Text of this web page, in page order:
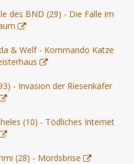
des BND (29) - Die Falle im
& Welf - Kommando Katze
- Invasion der Riesenkäfer
(10) - Tödliches Internet
(28) - Mordsbrise